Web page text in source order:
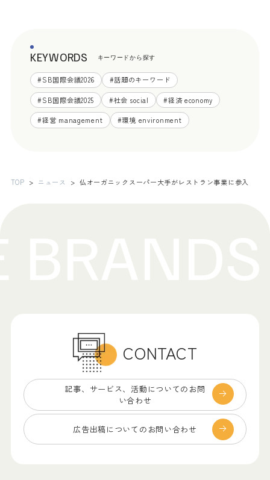
KEYWORDS キーワードから探す
#SB国際会議2026 #話題のキーワード
#SB国際会議2025 #社会 social #経済 economy
#経営 management #環境 environment
TOP ニュース 仏オーガニックスーパー大手がレストラン事業に参入
CONTACT
記事、サービス、 活動についてのお問
い合わせ
広告出稿についての お問い合わせ